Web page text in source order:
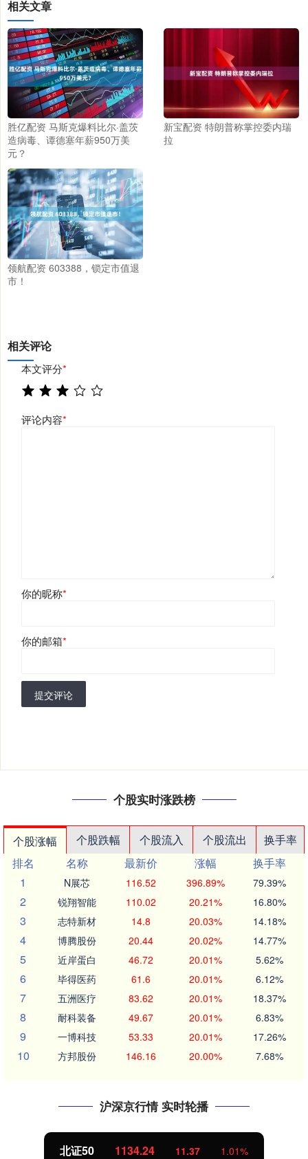
相关文章
胜亿配资 马斯克爆料比尔·盖茨
造病毒、谭德塞年薪950万美
元？
新宝配资 特朗普称掌控委内瑞
拉
领航配资 603388，锁定市值退
市！
相关评论
本文评分*
评论内容*
你的昵称*
你的邮箱*
提交评论
个股实时涨跌榜
个股涨幅 个股跌幅 个股流入 个股流出
换手率
排名
名称 最新价 涨幅
换手率
1
N展芯 116.52 396.89% 79.39%
2 锐翔智能 110.02 20.21% 16.80%
3 志特新材 14.8 20.03% 14.18%
4 博腾股份 20.44 20.02% 14.77%
5 近岸蛋白 46.72 20.01% 5.62%
6 毕得医药 61.6 20.01% 6.12%
7 五洲医疗 83.62 20.01% 18.37%
8 耐科装备 49.67 20.01% 6.83%
9 一博科技 53.33 20.01% 17.26%
10 方邦股份 146.16 20.00% 7.68%
沪深京行情 实时轮播
北证50 1134.24 11.37 1.01%